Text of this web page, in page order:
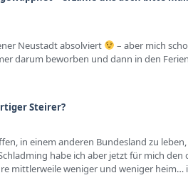
Neustadt absolviert
– aber mich
darum beworben und dann in den
Steirer?
in einem anderen Bundesland zu
habe ich aber jetzt für mich
mittlerweile weniger und weniger